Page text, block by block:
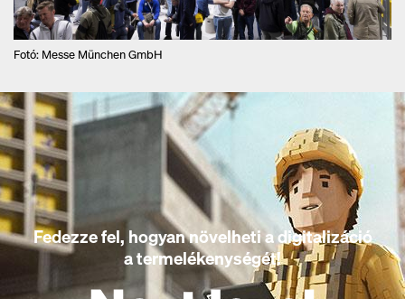
Fotó: Messe München GmbH
Fedezze fel, hogyan növelheti a digitalizáció
a termelékenységét!